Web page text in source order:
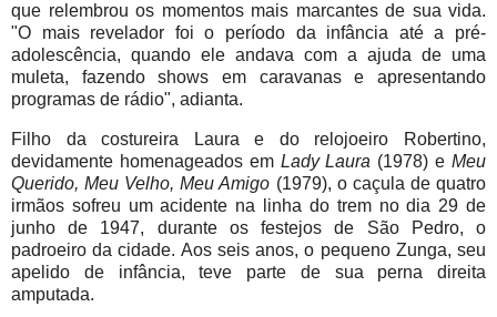
que relembrou os momentos mais marcantes de sua vida.
"O mais revelador foi o período da infância até a pré-
adolescência, quando ele andava com a ajuda de uma
muleta, fazendo shows em caravanas e apresentando
programas de rádio", adianta.
Filho da costureira Laura e do relojoeiro Robertino,
devidamente homenageados em Lady Laura (1978) eMeu
Querido, Meu Velho, Meu Amigo (1979), o caçula de quatro
irmãos sofreu um acidente na linha do trem no dia 29 de
junho de 1947, durante os festejos de São Pedro, o
padroeiro da cidade. Aos seis anos, o pequeno Zunga, seu
apelido de infância, teve parte de sua perna direita
amputada.